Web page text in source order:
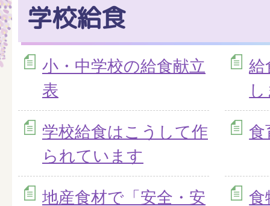
学校給食
小・中学校の給食献立
表
給
学校給食はこうして作
られています
食
地産食材で「安全・安
食